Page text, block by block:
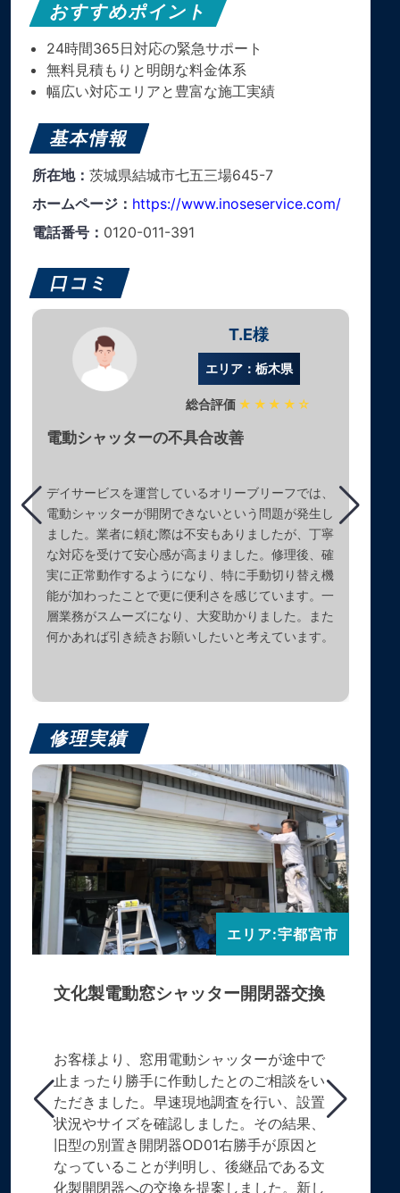
おすすめポイント
24時間365日対応の緊急サポート
無料見積もりと明朗な料金体系
幅広い対応エリアと豊富な施工実績
基本情報
所在地： 茨城県結城市七五三場645-7
ホームページ： https://www.inoseservice.com/
電話番号： 0120-011-391
口コミ
T.E様
エリア：栃木県
総合評価 ★★★★☆
電動シャッターの不具合改善
デイサービスを運営しているオリーブリーフでは、
電動シャッターが開閉できないという問題が発生し
ました。業者に頼む際は不安もありましたが、丁寧
な対応を受けて安心感が高まりました。修理後、確
実に正常動作するようになり、特に手動切り替え機
能が加わったことで更に便利さを感じています。一
層業務がスムーズになり、大変助かりました。また
何かあれば引き続きお願いしたいと考えています。
修理実績
エリア:宇都宮市
文化製電動窓シャッター開閉器交換
お客様より、窓用電動シャッターが途中で
止まったり勝手に作動したとのご相談をい
ただきました。早速現地調査を行い、設置
状況やサイズを確認しました。その結果、
旧型の別置き開閉器OD01右勝手が原因と
なっていることが判明し、後継品である文
化製開閉器への交換を提案しました。新し